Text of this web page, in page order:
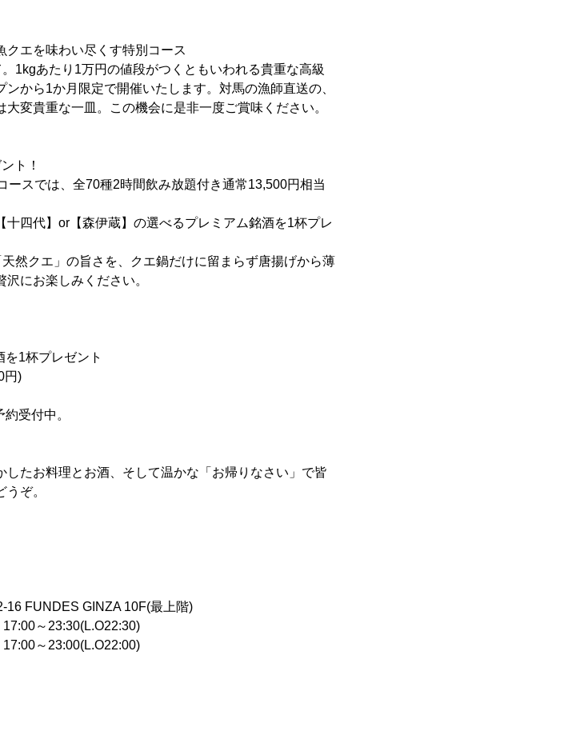
エを味わい尽くす特別コース
1kgあたり1万円の値段がつくともいわれる貴重な高級
から1か月限定で開催いたします。対馬の漁師直送の、
変貴重な一皿。この機会に是非一度ご賞味ください。
ト！
スでは、全70種2時間飲み放題付き通常13,500円相当
四代】or【森伊蔵】の選べるプレミアム銘酒を1杯プレ
然クエ」の旨さを、クエ鍋だけに留まらず唐揚げから薄
にお楽しみください。
杯プレゼント
)
付中。
たお料理とお酒、そして温かな「お帰りなさい」で皆
ぞ。
FUNDES GINZA 10F(最上階)
～23:30(L.O22:30)
23:00(L.O22:00)